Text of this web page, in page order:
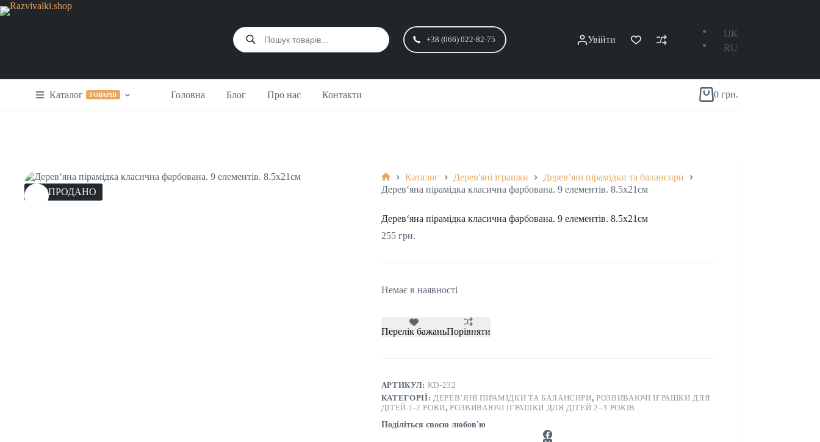
Перейти
до
Products
search
+38 (066) 022-82-75 Увійти
UK
RU
Каталог ТОВАРІВ Головна Блог Про нас Контакти Кошик
0 грн.
РОЗПРОДАНО Головна
Каталог Дерев'яні іграшки
Дерев’яні пірамідки та балансири
Дерев‘яна пірамідка класична фарбована. 9 елементів. 8.5х21см
Дерев‘яна пірамідка класична фарбована. 9 елементів. 8.5х21см
255 грн.
Немає в наявності
Перелік бажаньПорівняти
АРТИКУЛ: KD-232
КАТЕГОРІЇ: ДЕРЕВ’ЯНІ ПІРАМІДКИ ТА БАЛАНСИРИ,РОЗВИВАЮЧІ ІГРАШКИ ДЛЯ
ДІТЕЙ 1-2 РОКИ,РОЗВИВАЮЧІ ІГРАШКИ ДЛЯ ДІТЕЙ 2–3 РОКІВ
Поділіться своєю любов'ю